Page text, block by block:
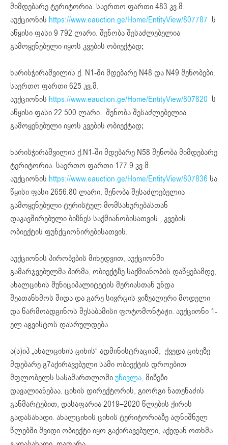
მიმდებარე ტერიტორია. საერთო ფართი 483 კვ.მ.
აუქციონის https://www.eauction.ge/Home/EntityView/807787 ს
აწყისი ფასი 9 792 ლარი. შენობა შესაძლებელია
გამოყენებული იყოს კვების ობიექტად;
ხარისჭირაშვილის ქ. N1-ში მდებარე N48 და N49 შენობები.
საერთო ფართი 625 კვ.მ.
აუქციონის https://www.eauction.ge/Home/EntityView/807820 ს
აწყისი ფასი 22 500 ლარი. შენობა შესაძლებელია
გამოყენებული იყოს კვების ობიექტად;
ხარისჭირაშვილის ქ.N1-ში მდებარე N58 შენობა მიმდებარე
ტერიტორია. საერთო ფართი 177.9 კვ.მ.
აუქციონის https://www.eauction.ge/Home/EntityView/807836 სა
წყისი ფასი 2656.80 ლარი. შენობა შესაძლებელია
გამოყენებული ტურისტულ მომსახურებასთან
დაკავშირებული ბიზნეს საქმიანობისათვის , კვების
ობიექტის ფუნქციონირებისათვის.
აუქციონის პირობების მიხედვით, აუქციონში
გამარჯვებულმა პირმა, ობიექტზე საქმიანობის დაწყებამდე,
ახალციხის მუნიციპალიტეტის მერიასთან უნდა
შეათანხმოს შიდა და გარე სივრცის ვიზუალური მოდელი
და წარმოადგინოს შესაბამისი ფოტომონტაჟი. აუქციონი 1-
ელ აგვისტოს დასრულდება.
ა(ა)იპ „ახალციხის ციხის“ ადმინისტრაციამ, ქვედა ციხეზე
მდებარე გ7აქირავებული სამი ობიექტის დროებით
მფლობელს სასამართლოშიუჩივლა, მიზეზი
დავალიანებაა. ციხის დირექტორის, გიორგი ნათენაძის
განმარტებით, დასაფარია 2019–2020 წლების ქირის
გადასახადი. ახალციხის ციხის ტერიტორიაზე აღნიშნულ
წლებში შვიდი ობიექტი იყო გაქირავებული, აქედან ოთხმა